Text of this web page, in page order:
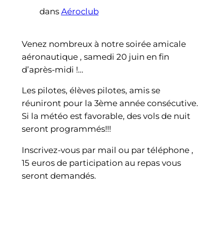
dans Aéroclub
Venez nombreux à notre soirée amicale
aéronautique , samedi 20 juin en fin
d’après-midi !…
Les pilotes, élèves pilotes, amis se
réuniront pour la 3ème année consécutive.
Si la météo est favorable, des vols de nuit
seront programmés!!!
Inscrivez-vous par mail ou par téléphone ,
15 euros de participation au repas vous
seront demandés.